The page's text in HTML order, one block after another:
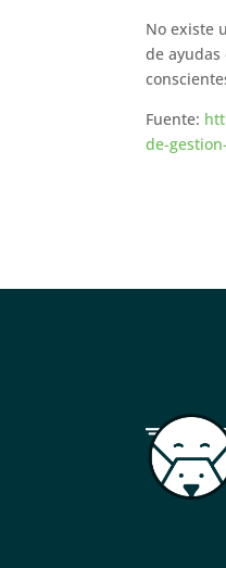
No existe
de
Fuente:
de-